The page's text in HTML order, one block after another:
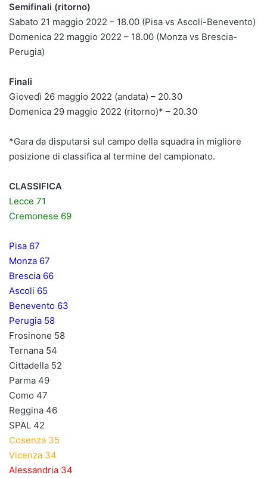
Semifinali (ritorno)
Sabato 21 maggio 2022 – 18.00 (Pisa vs Ascoli-Benevento)
Domenica 22 maggio 2022 – 18.00 (Monza vs Brescia-
Perugia)
Finali
Giovedì 26 maggio 2022 (andata) – 20.30
Domenica 29 maggio 2022 (ritorno)* – 20.30
*Gara da disputarsi sul campo della squadra in migliore
posizione di classifica al termine del campionato.
CLASSIFICA
Lecce 71
Cremonese 69
Pisa 67
Monza 67
Brescia 66
Ascoli 65
Benevento 63
Perugia 58
Frosinone 58
Ternana 54
Cittadella 52
Parma 49
Como 47
Reggina 46
SPAL 42
Cosenza 35
Vicenza 34
Alessandria 34